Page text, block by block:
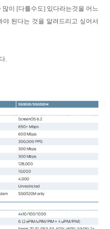
많이 [다를수도] 있다라는것을 어느
된다는 것을 알려드리고 싶어서
.